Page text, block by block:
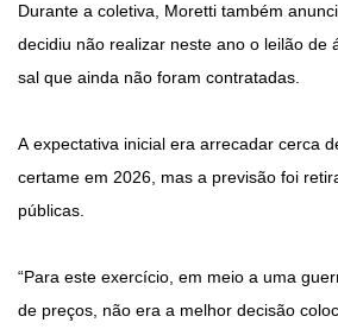
Durante a coletiva, Moretti também
decidiu não realizar neste ano o leilão de
sal que ainda não foram contratadas.
A expectativa inicial era arrecadar cerca
certame em 2026, mas a previsão foi
públicas.
“Para este exercício, em meio a uma
de preços, não era a melhor decisão